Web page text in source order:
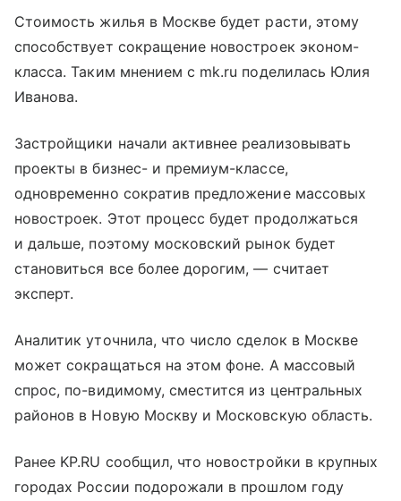
Стоимость жилья в Москве будет расти, этому
способствует сокращение новостроек эконом-
класса. Таким мнением с mk.ru поделилась Юлия
Иванова.
Застройщики начали активнее реализовывать
проекты в бизнес- и премиум-классе,
одновременно сократив предложение массовых
новостроек. Этот процесс будет продолжаться
и дальше, поэтому московский рынок будет
становиться все более дорогим, — считает
эксперт.
Аналитик уточнила, что число сделок в Москве
может сокращаться на этом фоне. А массовый
спрос, по-видимому, сместится из центральных
районов в Новую Москву и Московскую область.
Ранее KP.RU сообщил, что новостройки в крупных
городах России подорожали в прошлом году